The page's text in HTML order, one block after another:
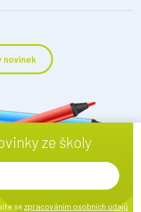
novinek
ze školy
sezpracováním osobních údajů